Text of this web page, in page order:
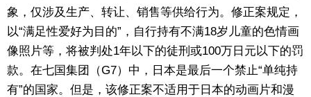
象，仅涉及生产、转让、销售等供给行为。修正案规定，
以“满足性爱好为目的”，自行持有不满18岁儿童的色情画
像照片等，将被判处1年以下的徒刑或100万日元以下的罚
款。在七国集团（G7）中，日本是最后一个禁止“单纯持
有”的国家。但是，该修正案不适用于日本的动画片和漫